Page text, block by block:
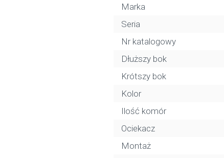
Marka
Seria
Nr katalogowy
Dłuższy bok
Krótszy bok
Kolor
Ilość komór
Ociekacz
Montaż